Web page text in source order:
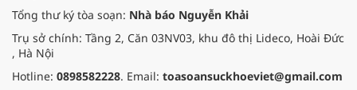
Tổng thư ký tòa soạn: Nhà báo Nguyễn Khải
Trụ sở chính: Tầng 2, Căn 03NV03, khu đô thị Lideco, Hoài Đức
, Hà Nội
Hotline: 0898582228. Email: toasoansuckhoeviet@gmail.com